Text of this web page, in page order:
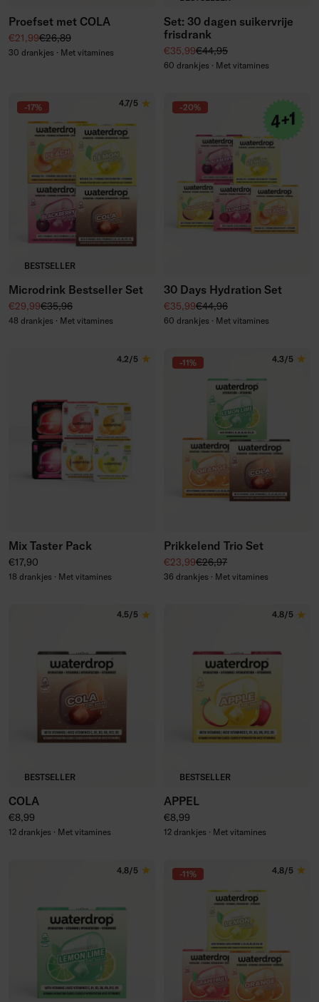
Proefset met COLA
Kortingsprijs
€21,99Normale prijs
€26,89
30 drankjes · Met vitamines
Set: 30 dagen suikervrije
frisdrank
Kortingsprijs
€35,99Normale prijs
€44,95
60 drankjes · Met vitamines
-17%
BESTSELLER
4.7/5
Microdrink Bestseller Set
Kortingsprijs
€29,99Normale prijs
€35,96
48 drankjes · Met vitamines
-20%
30 Days Hydration Set
Kortingsprijs
€35,99Normale prijs
€44,96
60 drankjes · Met vitamines
4.2/5
Mix Taster Pack
Normale prijs
€17,90
18 drankjes · Met vitamines
-11% 4.3/5
Prikkelend Trio Set
Kortingsprijs
€23,99Normale prijs
€26,97
36 drankjes · Met vitamines
BESTSELLER
4.5/5
COLA
Normale prijs
€8,99
12 drankjes · Met vitamines
BESTSELLER
4.8/5
APPEL
Normale prijs
€8,99
12 drankjes · Met vitamines
4.8/5 -11% 4.8/5